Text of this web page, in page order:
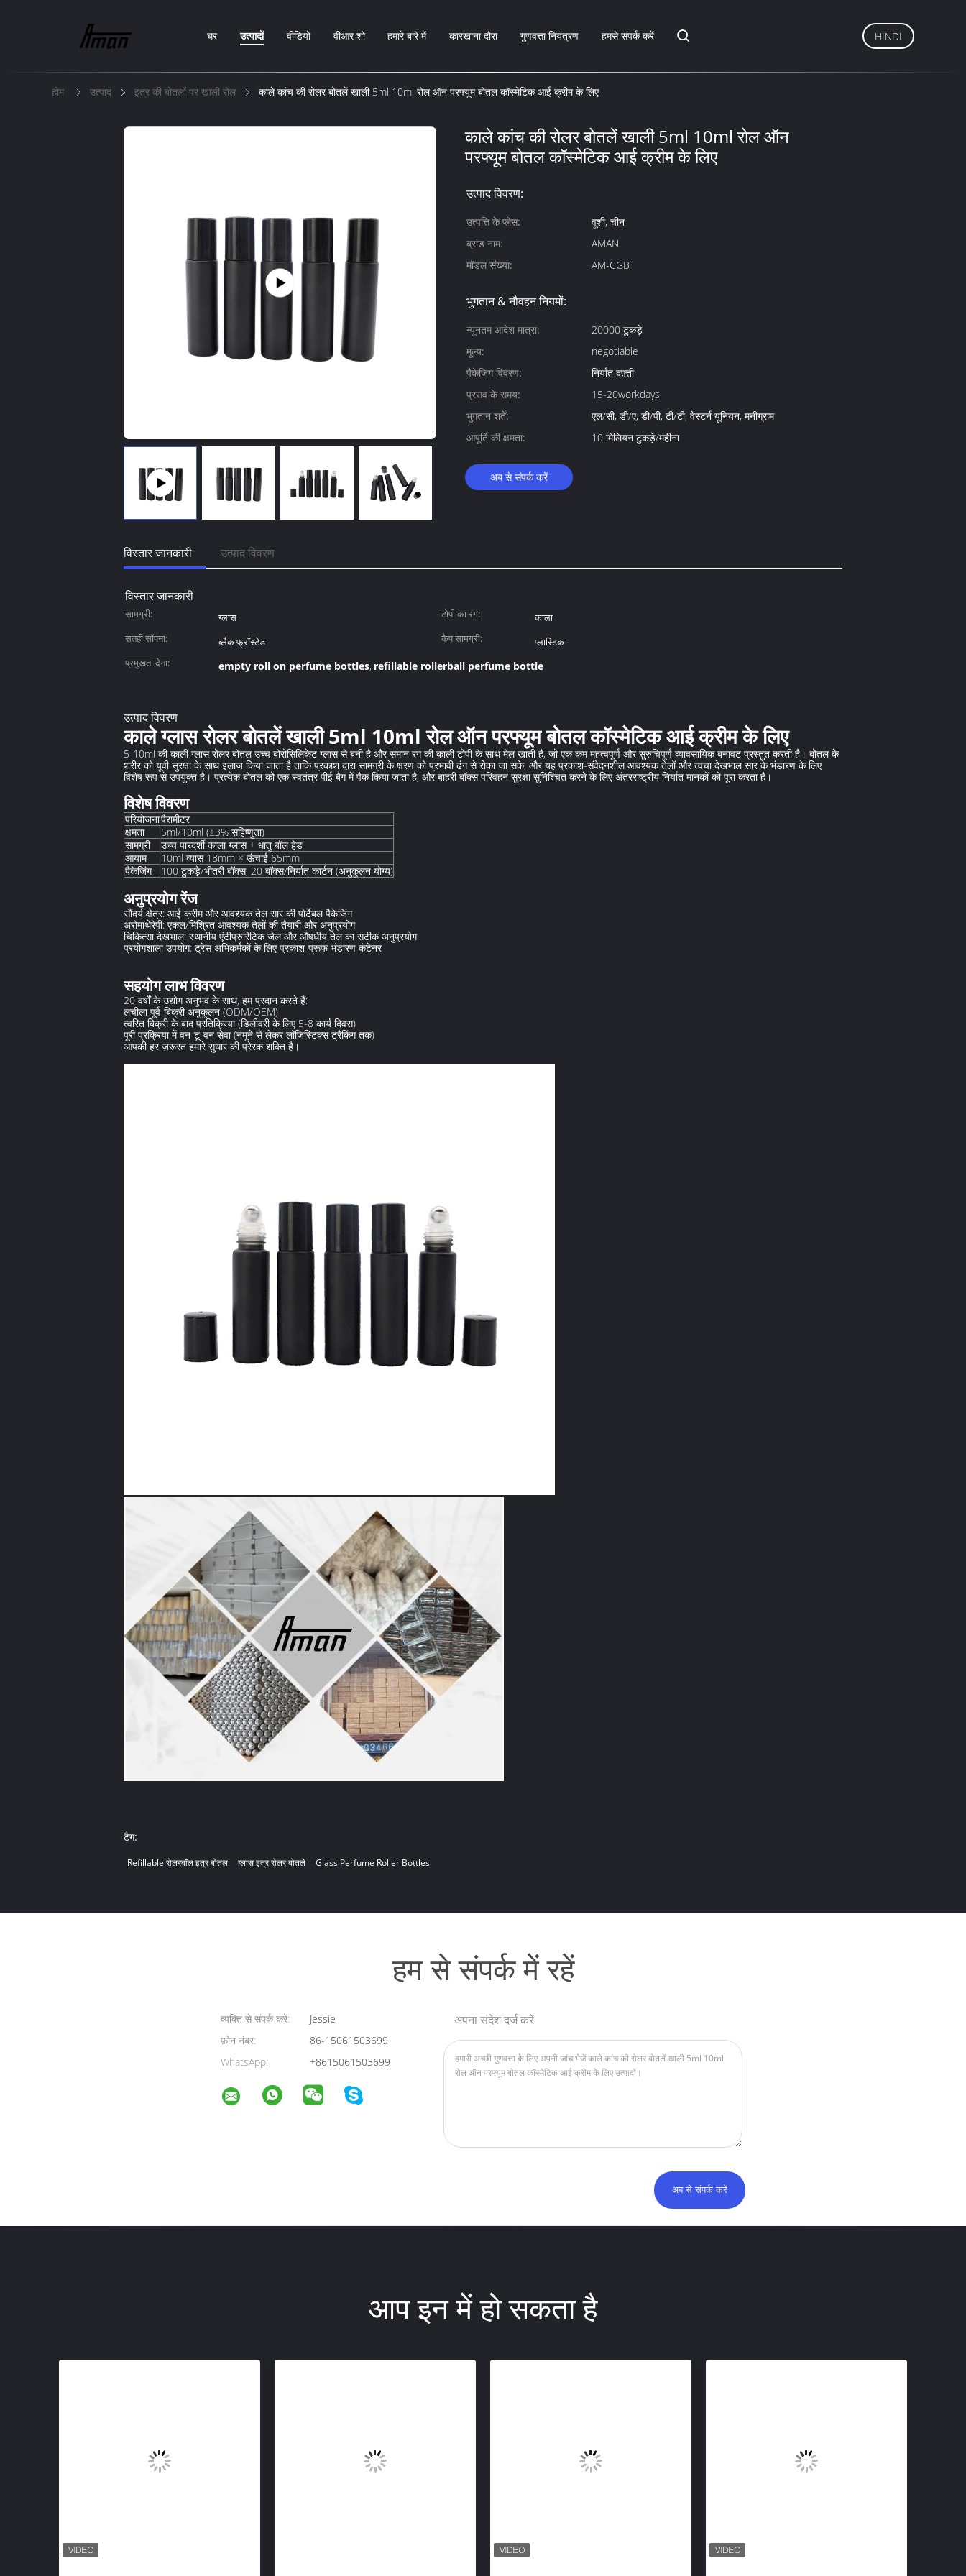
घर उत्पादों वीडियो वीआर शो हमारे बारे में कारखाना दौरा गुणवत्ता नियंत्रण हमसे संपर्क करें HINDI
होम उत्पाद इत्र की बोतलों पर खाली रोल काले कांच की रोलर बोतलें खाली 5ml 10ml रोल ऑन परफ्यूम बोतल कॉस्मेटिक आई क्रीम के लिए
काले कांच की रोलर बोतलें खाली 5ml 10ml रोल ऑन
परफ्यूम बोतल कॉस्मेटिक आई क्रीम के लिए
उत्पाद विवरण:
उत्पत्ति के प्लेस:
वूशी, चीन
ब्रांड नाम:
AMAN
मॉडल संख्या:
AM-CGB
भुगतान & नौवहन नियमों:
न्यूनतम आदेश मात्रा:
20000 टुकड़े
मूल्य:
negotiable
पैकेजिंग विवरण:
निर्यात दफ़्ती
प्रसव के समय:
15-20workdays
भुगतान शर्तें:
एल/सी, डी/ए, डी/पी, टी/टी, वेस्टर्न यूनियन, मनीग्राम
आपूर्ति की क्षमता:
10 मिलियन टुकड़े/महीना
अब से संपर्क करें
विस्तार जानकारी उत्पाद विवरण
विस्तार जानकारी
सामग्री: ग्लास टोपी का रंग:
काला
सतही सौंपना:
ब्लैक फ्रॉस्टेड कैप सामग्री:
प्लास्टिक
प्रमुखता देना:
empty roll on perfume bottles, refillable rollerball perfume bottle
उत्पाद विवरण
काले ग्लास रोलर बोतलें खाली 5ml 10ml रोल ऑन परफ्यूम बोतल कॉस्मेटिक आई क्रीम के लिए
5-10ml की काली ग्लास रोलर बोतल उच्च बोरोसिलिकेट ग्लास से बनी है और समान रंग की काली टोपी के साथ मेल खाती है, जो एक कम महत्वपूर्ण और सुरुचिपूर्ण व्यावसायिक बनावट प्रस्तुत करती है। बोतल के
शरीर को यूवी सुरक्षा के साथ इलाज किया जाता है ताकि प्रकाश द्वारा सामग्री के क्षरण को प्रभावी ढंग से रोका जा सके, और यह प्रकाश-संवेदनशील आवश्यक तेलों और त्वचा देखभाल सार के भंडारण के लिए
विशेष रूप से उपयुक्त है। प्रत्येक बोतल को एक स्वतंत्र पीई बैग में पैक किया जाता है, और बाहरी बॉक्स परिवहन सुरक्षा सुनिश्चित करने के लिए अंतरराष्ट्रीय निर्यात मानकों को पूरा करता है।
विशेष विवरण
परियोजनापैरामीटर
क्षमता
5ml/10ml (±3% सहिष्णुता)
सामग्री
उच्च पारदर्शी काला ग्लास + धातु बॉल हेड
आयाम
10ml व्यास 18mm × ऊंचाई 65mm
पैकेजिंग
100 टुकड़े/भीतरी बॉक्स, 20 बॉक्स/निर्यात कार्टन (अनुकूलन योग्य)
अनुप्रयोग रेंज
सौंदर्य क्षेत्र: आई क्रीम और आवश्यक तेल सार की पोर्टेबल पैकेजिंग
अरोमाथेरेपी: एकल/मिश्रित आवश्यक तेलों की तैयारी और अनुप्रयोग
चिकित्सा देखभाल: स्थानीय एंटीप्रुरिटिक जेल और औषधीय तेल का सटीक अनुप्रयोग
प्रयोगशाला उपयोग: ट्रेस अभिकर्मकों के लिए प्रकाश-प्रूफ भंडारण कंटेनर
‌सहयोग लाभ विवरण‌
20 वर्षों के उद्योग अनुभव के साथ, हम प्रदान करते हैं:
लचीला पूर्व-बिक्री अनुकूलन (ODM/OEM)
त्वरित बिक्री के बाद प्रतिक्रिया (डिलीवरी के लिए 5-8 कार्य दिवस)
पूरी प्रक्रिया में वन-टू-वन सेवा (नमूने से लेकर लॉजिस्टिक्स ट्रैकिंग तक)
आपकी हर ज़रूरत हमारे सुधार की प्रेरक शक्ति है।
टैग:
Refillable रोलरबॉल इत्र बोतल ग्लास इत्र रोलर बोतलें Glass Perfume Roller Bottles
हम से संपर्क में रहें
व्यक्ति से संपर्क करें:
Jessie
फ़ोन नंबर:
86-15061503699
WhatsApp:
+8615061503699
अपना संदेश दर्ज करें
आप इन में हो सकता है